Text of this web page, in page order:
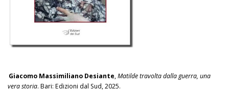
Giacomo Massimiliano Desiante,Matilde travolta dalla guerra, una
vera storia. Bari: Edizioni dal Sud, 2025.